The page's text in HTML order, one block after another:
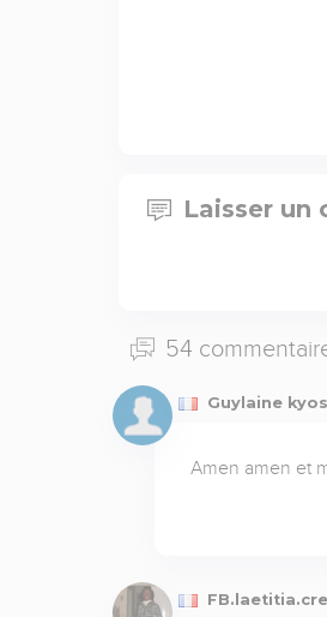
Laisser un
54
Guylaine
Amen amen et